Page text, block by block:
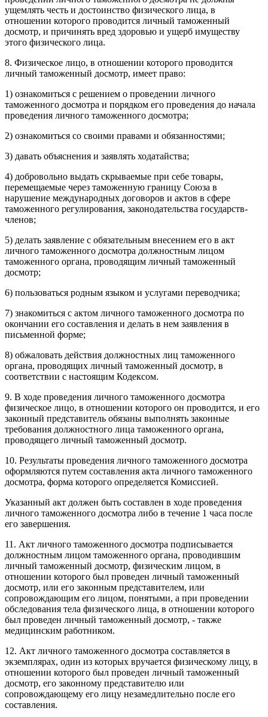
ущемлять честь и достоинство физического лица, в
отношении которого проводится личный таможенный
досмотр, и причинять вред здоровью и ущерб имуществу
этого физического лица.
8. Физическое лицо, в отношении которого проводится
личный таможенный досмотр, имеет право:
1) ознакомиться с решением о проведении личного
таможенного досмотра и порядком его проведения до начала
проведения личного таможенного досмотра;
2) ознакомиться со своими правами и обязанностями;
3) давать объяснения и заявлять ходатайства;
4) добровольно выдать скрываемые при себе товары,
перемещаемые через таможенную границу Союза в
нарушение международных договоров и актов в сфере
таможенного регулирования, законодательства государств-
членов;
5) делать заявление с обязательным внесением его в акт
личного таможенного досмотра должностным лицом
таможенного органа, проводящим личный таможенный
досмотр;
6) пользоваться родным языком и услугами переводчика;
7) знакомиться с актом личного таможенного досмотра по
окончании его составления и делать в нем заявления в
письменной форме;
8) обжаловать действия должностных лиц таможенного
органа, проводящих личный таможенный досмотр, в
соответствии с настоящим Кодексом.
9. В ходе проведения личного таможенного досмотра
физическое лицо, в отношении которого он проводится, и его
законный представитель обязаны выполнять законные
требования должностного лица таможенного органа,
проводящего личный таможенный досмотр.
10. Результаты проведения личного таможенного досмотра
оформляются путем составления акта личного таможенного
досмотра, форма которого определяется Комиссией.
Указанный акт должен быть составлен в ходе проведения
личного таможенного досмотра либо в течение 1 часа после
его завершения.
11. Акт личного таможенного досмотра подписывается
должностным лицом таможенного органа, проводившим
личный таможенный досмотр, физическим лицом, в
отношении которого был проведен личный таможенный
досмотр, или его законным представителем, или
сопровождающим его лицом, понятыми, а при проведении
обследования тела физического лица, в отношении которого
был проведен личный таможенный досмотр, - также
медицинским работником.
12. Акт личного таможенного досмотра составляется в
экземплярах, один из которых вручается физическому лицу, в
отношении которого был проведен личный таможенный
досмотр, его законному представителю или
сопровождающему его лицу незамедлительно после его
составления.